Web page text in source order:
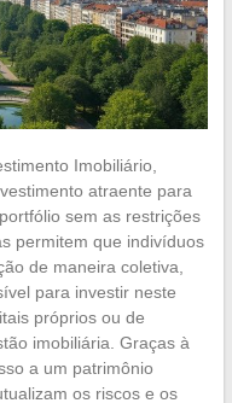
Imobiliário,
atraente para
sem as restrições
permitem que indivíduos
de maneira coletiva,
para investir neste
próprios ou de
imobiliária. Graças à
a um patrimônio
os riscos e os